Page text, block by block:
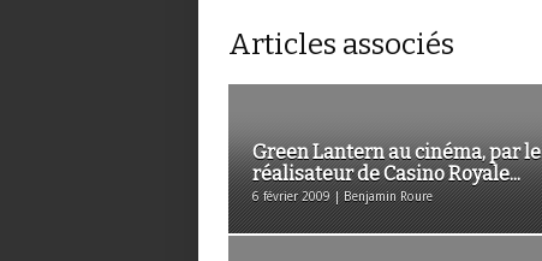
Articles associés
Green Lantern au cinéma, par le
réalisateur de Casino Royale...
6 février 2009 | Benjamin Roure